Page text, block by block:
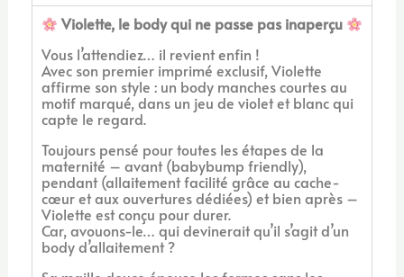
Violette, le body qui ne passe pas inaperçu
Vous l’attendiez… il revient enfin !
Avec son premier imprimé exclusif, Violette
affirme son style : un body manches courtes au
motif marqué, dans un jeu de violet et blanc qui
capte le regard.
Toujours pensé pour toutes les étapes de la
maternité – avant (babybump friendly),
pendant (allaitement facilité grâce au cache-
cœur et aux ouvertures dédiées) et bien après –
Violette est conçu pour durer.
Car, avouons-le… qui devinerait qu’il s’agit d’un
body d’allaitement ?